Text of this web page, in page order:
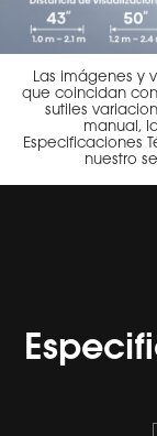
Las imágenes y
que coincidan
sutiles
manual,
Especificaciones
nuestro